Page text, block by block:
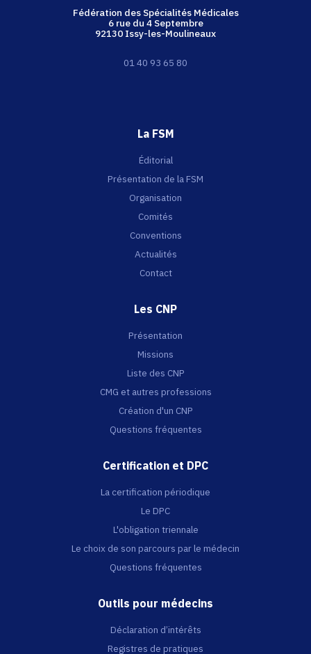
Fédération des Spécialités Médicales
6 rue du 4 Septembre
92130 Issy-les-Moulineaux
01 40 93 65 80
La FSM
Éditorial
Présentation de la FSM
Organisation
Comités
Conventions
Actualités
Contact
Les CNP
Présentation
Missions
Liste des CNP
CMG et autres professions
Création d'un CNP
Questions fréquentes
Certification et DPC
La certification périodique
Le DPC
L'obligation triennale
Le choix de son parcours par le médecin
Questions fréquentes
Outils pour médecins
Déclaration d’intérêts
Registres de pratiques